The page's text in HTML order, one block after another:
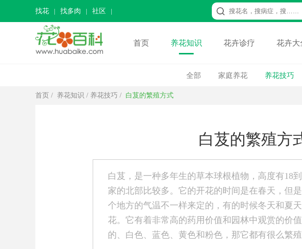
找花 找多肉 社区
首页 养花知识 花卉诊疗 花卉大
全部 家庭养花 养花技巧
首页 / 养花知识 / 养花技巧 / 白芨的繁殖方式
白芨的繁殖方
白芨，是一种多年生的草本球根植物，高度有18
家的北部比较多。它的开花的时间是在春天，但
个地方的气温不一样来定的，有的时候冬天和夏
花。它有着非常高的药用价值和园林中观赏的价
的、白色、蓝色、黄色和粉色，那它都有很么繁